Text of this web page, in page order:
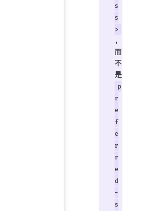
s
s
>
，
而
不
是
p
r
e
f
e
r
r
e
d
-
s